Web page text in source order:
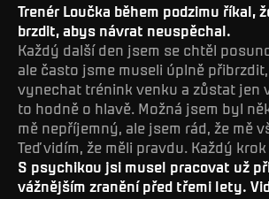
Trenér Loučka během podzimu říkal,
brzdit, abys návrat neuspěchal.
Každý další den jsem se chtěl
ale často jsme museli úplně
vynechat trénink venku a zůstat jen
to hodně o hlavě. Možná jsem byl
mě nepříjemný, ale jsem rád, že mě
Teď vidím, že měli pravdu. Každý
S psychikou jsi musel pracovat už
vážnějším zranění před třemi lety.